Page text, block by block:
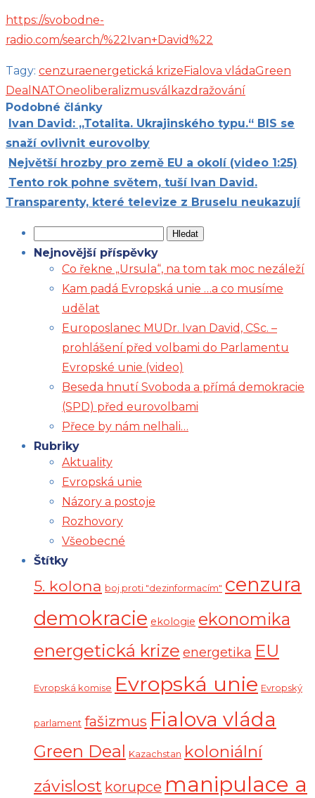
https://svobodne-
radio.com/search/%22Ivan+David%22
Tagy: cenzuraenergetická krize Fialova vládaGreen
Deal NATOneoliberalizmusválkazdražování
Podobné články
Ivan David: „Totalita. Ukrajinského typu.“ BIS se
snaží ovlivnit eurovolby
Největší hrozby pro země EU a okolí (video 1:25)
Tento rok pohne světem, tuší Ivan David.
Transparenty, které televize z Bruselu neukazují
Nejnovější příspěvky
Co řekne „Ursula“, na tom tak moc nezáleží
Kam padá Evropská unie …a co musíme
udělat
Europoslanec MUDr. Ivan David, CSc. –
prohlášení před volbami do Parlamentu
Evropské unie (video)
Beseda hnutí Svoboda a přímá demokracie
(SPD) před eurovolbami
Přece by nám nelhali…
Rubriky
Aktuality
Evropská unie
Názory a postoje
Rozhovory
Všeobecné
Štítky
5. kolona boj proti "dezinformacím" cenzura
demokracie ekologie ekonomika
energetická krize energetika EU
Evropská komise Evropská unie Evropský
parlament fašizmus Fialova vláda
Green Deal Kazachstan koloniální
závislost korupce manipulace a